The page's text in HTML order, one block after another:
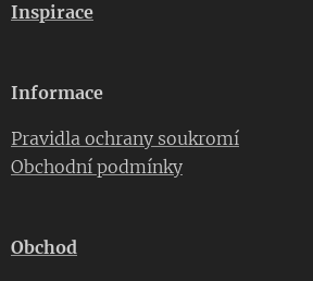
Inspirace
Informace
Pravidla ochrany soukromí
Obchodní podmínky
Obchod